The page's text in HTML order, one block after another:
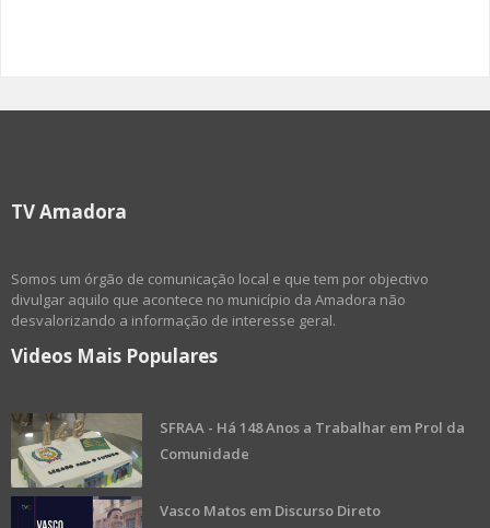
TV Amadora
Somos um órgão de comunicação local e que tem por objectivo
divulgar aquilo que acontece no município da Amadora não
desvalorizando a informação de interesse geral.
Videos Mais Populares
SFRAA - Há 148 Anos a Trabalhar em Prol da
Comunidade
Vasco Matos em Discurso Direto